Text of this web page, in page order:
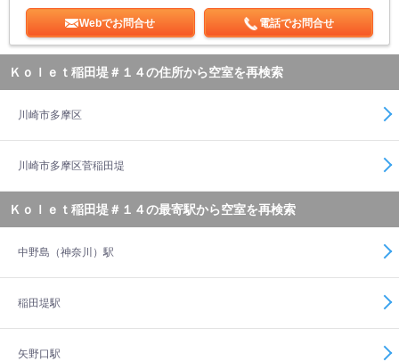
Webでお問合せ 電話でお問合せ
Ｋｏｌｅｔ稲田堤＃１４の住所から空室を再検索
川崎市多摩区
川崎市多摩区菅稲田堤
Ｋｏｌｅｔ稲田堤＃１４の最寄駅から空室を再検索
中野島（神奈川）駅
稲田堤駅
矢野口駅